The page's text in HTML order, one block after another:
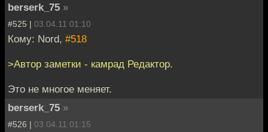
berserk_75 »
#525 | 03.04.11 01:10
Кому: Nord, #518
>Автор заметки - камрад Редактор.
Это не многое меняет.
berserk_75 »
#526 | 03.04.11 01:15